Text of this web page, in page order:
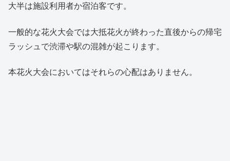
大半は施設利用者か宿泊客です。
一般的な花火大会では大抵花火が終わった直後からの帰宅
ラッシュで渋滞や駅の混雑が起こります。
本花火大会においてはそれらの心配はありません。